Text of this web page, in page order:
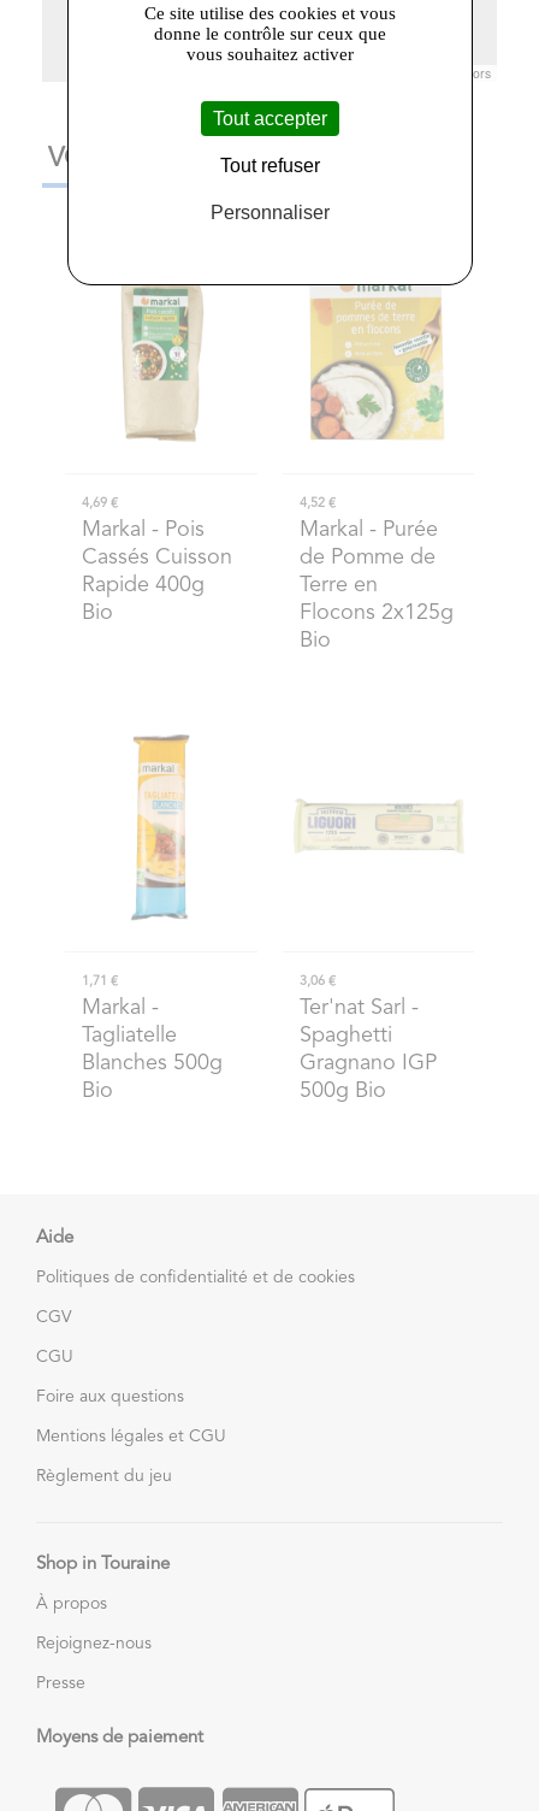
contributors
VOUS AIMEREZ AUSSI
4,69 €
Markal - Pois
Cassés Cuisson
Rapide 400g
Bio
4,52 €
Markal - Purée
de Pomme de
Terre en
Flocons 2x125g
Bio
1,71 €
Markal -
Tagliatelle
Blanches 500g
Bio
3,06 €
Ter'nat Sarl -
Spaghetti
Gragnano IGP
500g Bio
Aide
Politiques de confidentialité et de cookies
CGV
CGU
Foire aux questions
Mentions légales et CGU
Règlement du jeu
Shop in Touraine
À propos
Rejoignez-nous
Presse
Moyens de paiement
Ce site utilise des cookies et vous
donne le contrôle sur ceux que
vous souhaitez activer
Tout accepter
Tout refuser
Personnaliser